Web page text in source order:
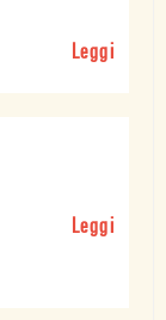
Leggi
Leggi